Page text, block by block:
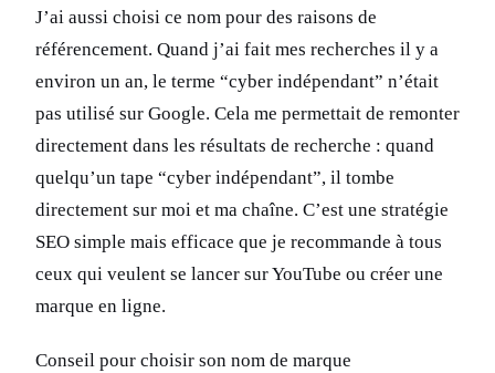
J’ai aussi choisi ce nom pour des raisons de
référencement. Quand j’ai fait mes recherches il y a
environ un an, le terme “cyber indépendant” n’était
pas utilisé sur Google. Cela me permettait de remonter
directement dans les résultats de recherche : quand
quelqu’un tape “cyber indépendant”, il tombe
directement sur moi et ma chaîne. C’est une stratégie
SEO simple mais efficace que je recommande à tous
ceux qui veulent se lancer sur YouTube ou créer une
marque en ligne.
Conseil pour choisir son nom de marque